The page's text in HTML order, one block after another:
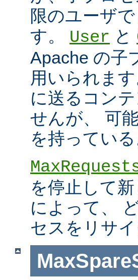
限のユーザ
す。 User と
Apache の子
用いられま
に送るコン
せんが、 可
を持ってい
を停止して
によって、
セスをリサ